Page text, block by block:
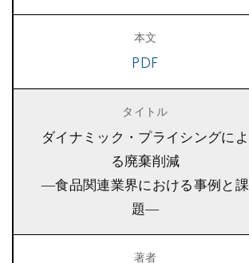
PDF
ダイナミック・プライシングによ
る廃棄削減
―食品関連業界における事例と課
題―